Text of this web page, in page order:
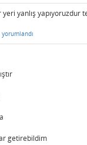
yanlış yapıyoruzdur
yorumlandı
getirebildim